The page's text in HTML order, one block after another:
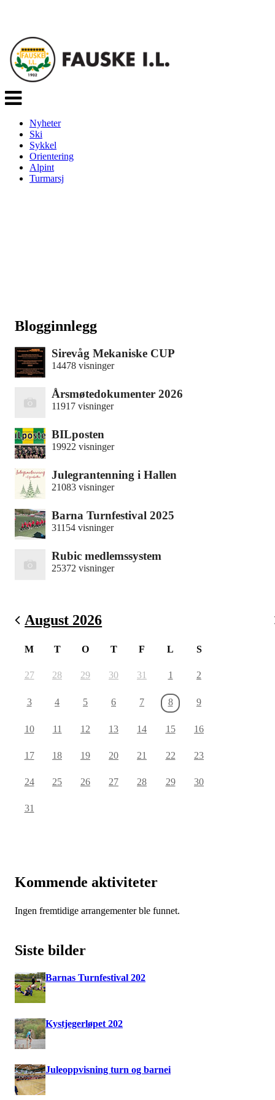
Veksle
navigasjon
Nyheter
Ski
Sykkel
Orientering
Alpint
Turmarsj
Blogginnlegg
Sirevåg Mekaniske CUP
14478 visninger
Årsmøtedokumenter 2026
11917 visninger
BILposten
19922 visninger
Julegrantenning i Hallen
21083 visninger
Barna Turnfestival 2025
31154 visninger
Rubic medlemssystem
25372 visninger
August 2026
M T O T F L S
27 28 29 30 31 1 2
3 4 5 6 7 8 9
10 11 12 13 14 15 16
17 18 19 20 21 22 23
24 25 26 27 28 29 30
31
Kommende aktiviteter
Ingen fremtidige arrangementer ble funnet.
Siste bilder
Barnas Turnfestival 202
Kystjegerløpet 202
Juleoppvisning turn og barnei